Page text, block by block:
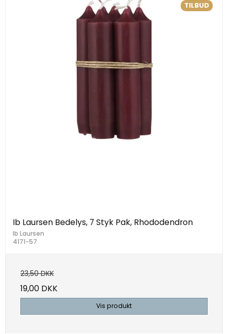
TILBUD
Ib Laursen Bedelys, 7 Styk Pak, Rhododendron
Ib Laursen
4171-57
23,50 DKK
19,00 DKK
Vis produkt